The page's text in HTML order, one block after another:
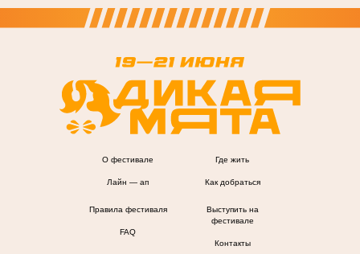
О фестивале
Лайн — ап
Где жить
Как добраться
Правила фестиваля
FAQ
Выступить на
фестивале
Контакты